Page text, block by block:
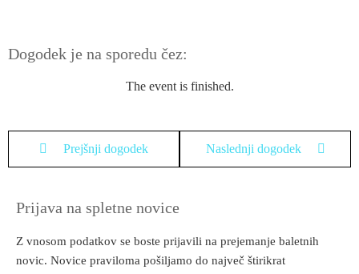
Dogodek je na sporedu čez:
The event is finished.
Prejšnji dogodek Naslednji dogodek
Prijava na spletne novice
Z vnosom podatkov se boste prijavili na prejemanje baletnih
novic. Novice praviloma pošiljamo do največ štirikrat